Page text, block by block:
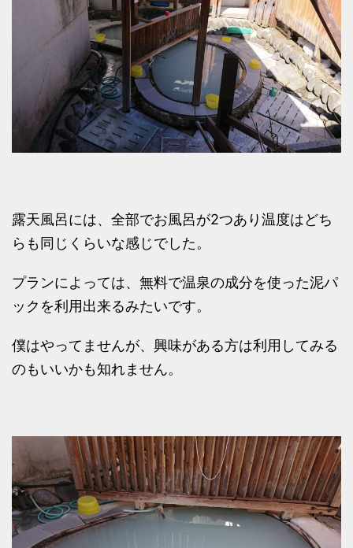
露天風呂には、全部でお風呂が2つあり温度はどち
らも同じくらいな感じでした。
プランによっては、無料で温泉の成分を使った泥パ
ックを利用出来るみたいです。
僕はやってませんが、興味がある方は利用してみる
のもいいかも知れません。